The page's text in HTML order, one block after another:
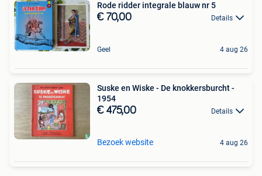
Rode ridder integrale blauw nr 5
€ 70,00 Details
Geel 4 aug 26
Suske en Wiske - De knokkersburcht -
1954
€ 475,00 Details
Bezoek website 4 aug 26